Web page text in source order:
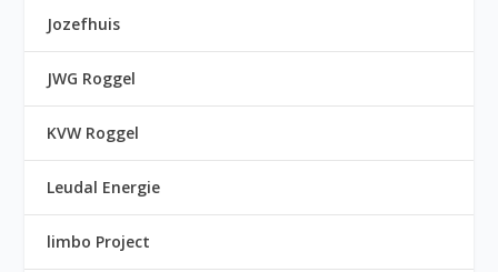
Jozefhuis
JWG Roggel
KVW Roggel
Leudal Energie
limbo Project